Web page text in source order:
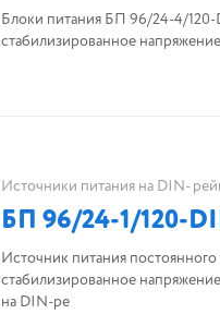
Блоки питания БП 96/24-4/120-
стабилизированное
Источники питания на DIN-
БП 96/24-1/120-
Источник питания постоянного тока БП 96/24-1/120-DIN. Преобразование переменного напряжения сетевой
стабилизированное
на DIN-ре